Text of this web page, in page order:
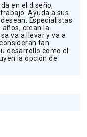
en el diseño,
Ayuda a sus
Especialistas
crean la
va a llevar y va a
tan
desarrollo como el
la opción de